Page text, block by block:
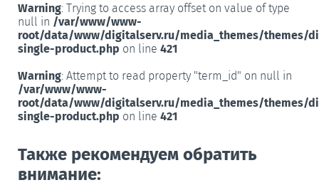
Warning: Trying to access array offset on value of type
null in /var/www/www-
root/data/www/digitalserv.ru/media_themes/themes/
single-product.php on line 421
Warning: Attempt to read property "term_id" on null in
/var/www/www-
root/data/www/digitalserv.ru/media_themes/themes/
single-product.php on line 421
Также рекомендуем обратить
внимание: